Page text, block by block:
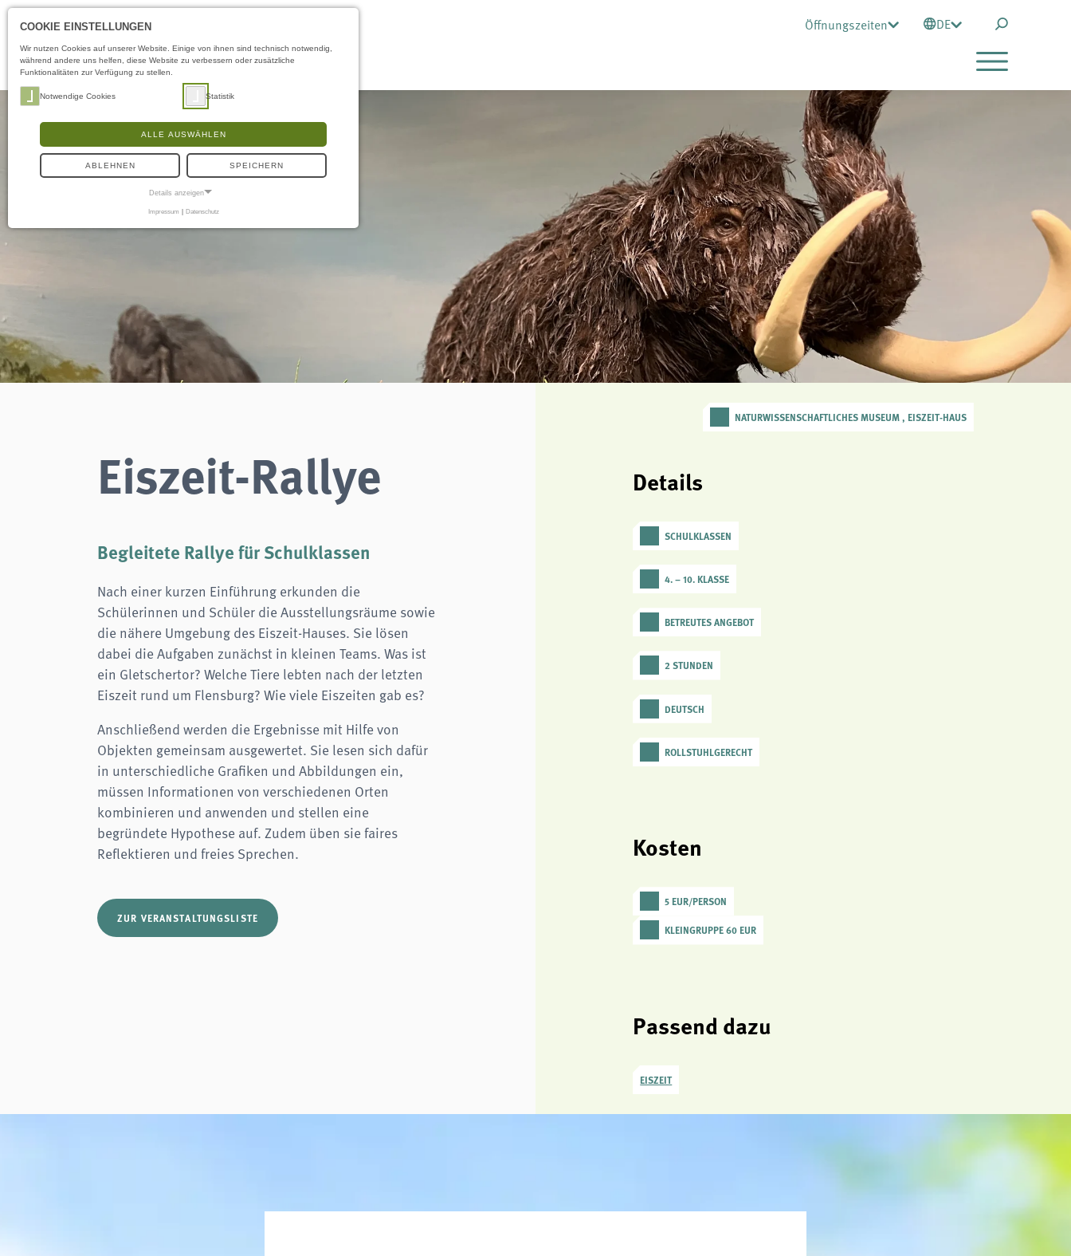
Öffnungszeiten DE
Eiszeit-Rallye
Begleitete Rallye für Schulklassen
Nach einer kurzen Einführung erkunden die
Schülerinnen und Schüler die Ausstellungsräume sowie
die nähere Umgebung des Eiszeit-Hauses. Sie lösen
dabei die Aufgaben zunächst in kleinen Teams. Was ist
ein Gletschertor? Welche Tiere lebten nach der letzten
Eiszeit rund um Flensburg? Wie viele Eiszeiten gab es?
Anschließend werden die Ergebnisse mit Hilfe von
Objekten gemeinsam ausgewertet. Sie lesen sich dafür
in unterschiedliche Grafiken und Abbildungen ein,
müssen Informationen von verschiedenen Orten
kombinieren und anwenden und stellen eine
begründete Hypothese auf. Zudem üben sie faires
Reflektieren und freies Sprechen.
ZUR VERANSTALTUNGSLISTE
NATURWISSENSCHAFTLICHES MUSEUM , EISZEIT-HAUS
Details
SCHULKLASSEN
4. – 10. KLASSE
BETREUTES ANGEBOT
2 STUNDEN
DEUTSCH
ROLLSTUHLGERECHT
Kosten
5 EUR/PERSON
KLEINGRUPPE 60 EUR
Passend dazu
EISZEIT
COOKIE EINSTELLUNGEN
Wir nutzen Cookies auf unserer Website. Einige von ihnen sind technisch notwendig,
während andere uns helfen, diese Website zu verbessern oder zusätzliche
Funktionalitäten zur Verfügung zu stellen.
Notwendige Cookies Statistik
ALLE AUSWÄHLEN
ABLEHNEN SPEICHERN
Details anzeigen
fe_typo3_user
naturwissenschaftliches-museum.de
Zweck: Login
Cookie Laufzeit: Session
Dieser Cookie speichert die ausgewählten Einverständnis-
Optionen des Benutzers
Matomo
Impressum | Datenschutz